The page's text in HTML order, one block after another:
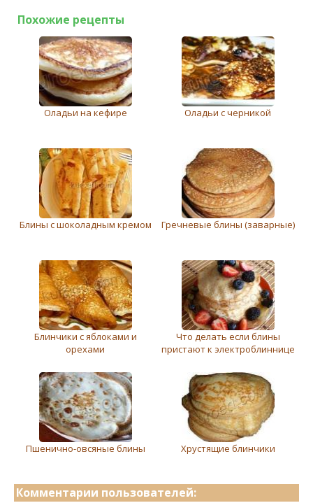
Похожие рецепты
Оладьи на кефире Оладьи с черникой
Блины с шоколадным кремом Гречневые блины (заварные)
Блинчики с яблоками и
орехами
Что делать если блины
пристают к электроблиннице
Пшенично-овсяные блины Хрустящие блинчики
Комментарии пользователей: